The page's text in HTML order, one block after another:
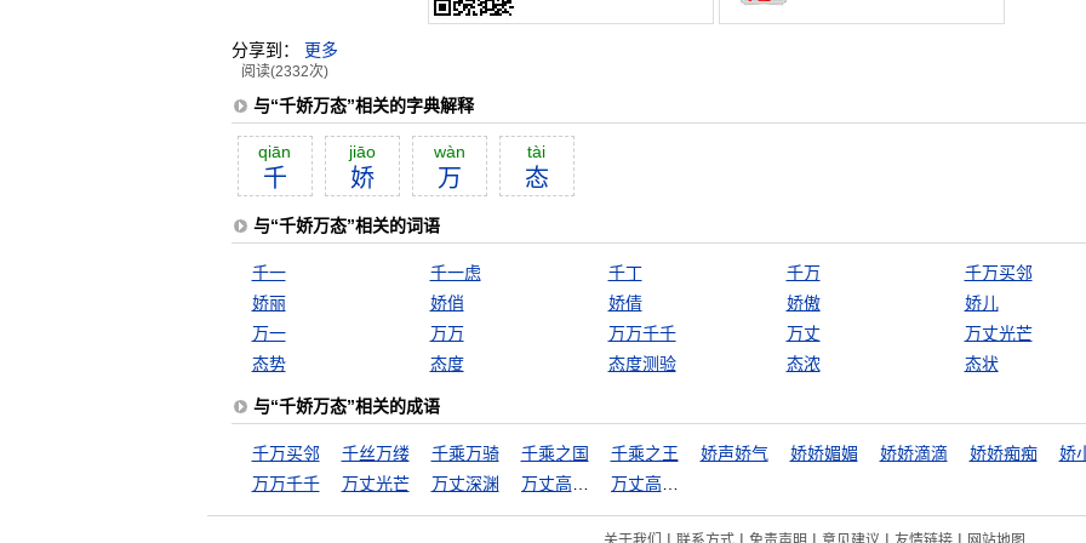
分享到： 更多
阅读(2332次)
与“千娇万态”相关的字典解释
qiān
千
jiāo
娇
wàn
万
tài
态
与“千娇万态”相关的词语
千一 千一虑 千丁 千万
千万买邻
娇丽
娇俏 娇倩 娇傲
娇儿
万一
万万 万万千千 万丈
万丈光芒
态势
态度 态度测验 态浓 态状
与“千娇万态”相关的成语
千万买邻 千丝万缕 千乘万骑 千乘之国 千乘之王 娇声娇气 娇娇媚媚 娇娇滴滴 娇娇痴痴
娇
万万千千
万丈光芒 万丈深渊 万丈高楼从地起 万丈高楼平地起